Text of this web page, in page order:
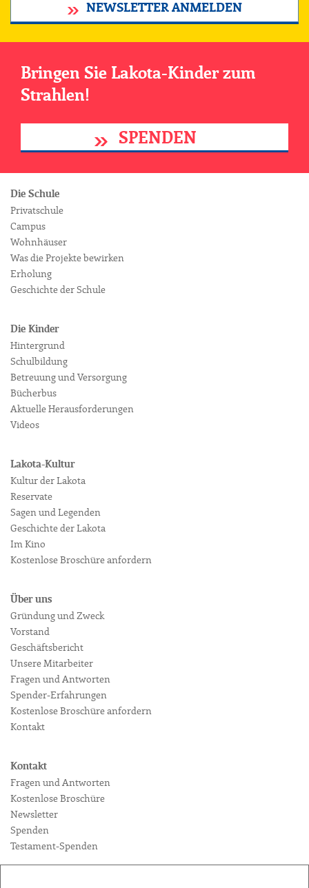
NEWSLETTER ANMELDEN
Bringen Sie Lakota-Kinder zum
Strahlen!
SPENDEN
Die Schule
Privatschule
Campus
Wohnhäuser
Was die Projekte bewirken
Erholung
Geschichte der Schule
Die Kinder
Hintergrund
Schulbildung
Betreuung und Versorgung
Bücherbus
Aktuelle Herausforderungen
Videos
Lakota-Kultur
Kultur der Lakota
Reservate
Sagen und Legenden
Geschichte der Lakota
Im Kino
Kostenlose Broschüre anfordern
Über uns
Gründung und Zweck
Vorstand
Geschäftsbericht
Unsere Mitarbeiter
Fragen und Antworten
Spender-Erfahrungen
Kostenlose Broschüre anfordern
Kontakt
Kontakt
Fragen und Antworten
Kostenlose Broschüre
Newsletter
Spenden
Testament-Spenden